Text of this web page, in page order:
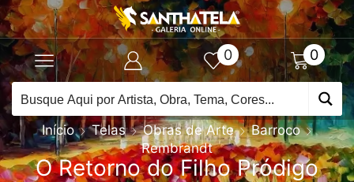
0 0
Início Telas Obras de Arte
Barroco
Rembrandt
O Retorno do Filho Pródigo